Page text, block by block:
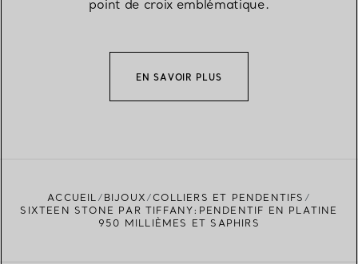
point de croix emblématique.
EN SAVOIR PLUS
ACCUEIL BIJOUX
COLLIERS ET PENDENTIFS
SIXTEEN STONE PAR TIFFANY:PENDENTIF EN PLATINE
950 MILLIÈMES ET SAPHIRS